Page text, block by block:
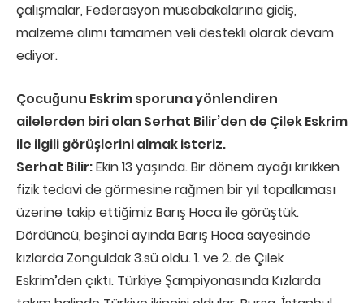
çalışmalar, Federasyon müsabakalarına gidiş,
malzeme alımı tamamen veli destekli olarak devam
ediyor.
Çocuğunu Eskrim sporuna yönlendiren
ailelerden biri olan Serhat Bilir’den de Çilek Eskrim
ile ilgili görüşlerini almak isteriz.
Serhat Bilir:Ekin 13 yaşında. Bir dönem ayağı kırıkken
fizik tedavi de görmesine rağmen bir yıl topallaması
üzerine takip ettiğimiz Barış Hoca ile görüştük.
Dördüncü, beşinci ayında Barış Hoca sayesinde
kızlarda Zonguldak 3.sü oldu. 1. ve 2. de Çilek
Eskrim’den çıktı. Türkiye Şampiyonasında Kızlarda